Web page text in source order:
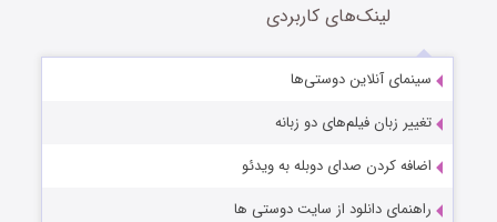
لینک‌های کاربردی
سینمای آنلاین دوستی‌ها
تغییر زبان فیلم‌های دو زبانه
اضافه کردن صدای دوبله به ویدئو
راهنمای دانلود از سایت دوستی ها